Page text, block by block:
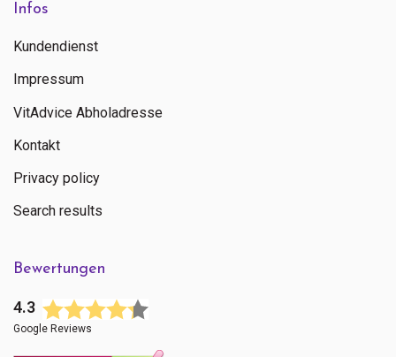
Infos
Kundendienst
Impressum
VitAdvice Abholadresse
Kontakt
Privacy policy
Search results
Bewertungen
4.3
Google Reviews